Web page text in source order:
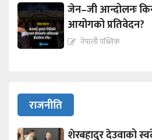
जेन–जी आन्दोलनः
आयोगको प्रतिवेदन?
नेपाली पब्लिक
राजनीति
शेरबहादुर देउवाको